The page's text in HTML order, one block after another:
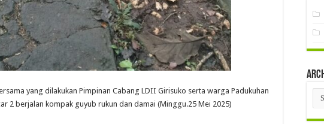
yang dilakukan Pimpinan Cabang LDII Girisuko serta warga Padukuhan
2 berjalan kompak guyub rukun dan damai (Minggu.25 Mei 2025)